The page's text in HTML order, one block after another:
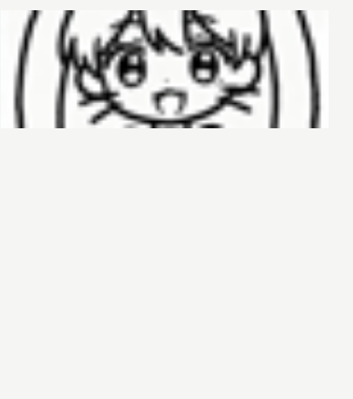
哈基榜
搜索
创建模板